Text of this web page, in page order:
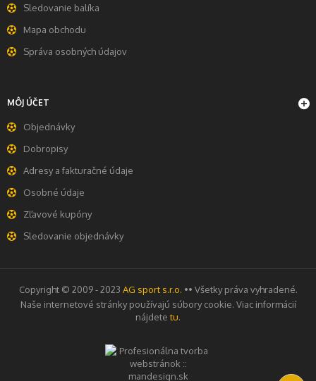
Sledovanie balíka
Mapa obchodu
Správa osobných údajov
MÔJ ÚČET
Objednávky
Dobropisy
Adresy a fakturačné údaje
Osobné údaje
Zľavové kupóny
Sledovanie objednávky
Copyright © 2009 - 2023 AG sport s.r.o. •• Všetky práva vyhradené.
Naše internetové stránky používajú súbory cookie. Viac informácií
nájdetetu.